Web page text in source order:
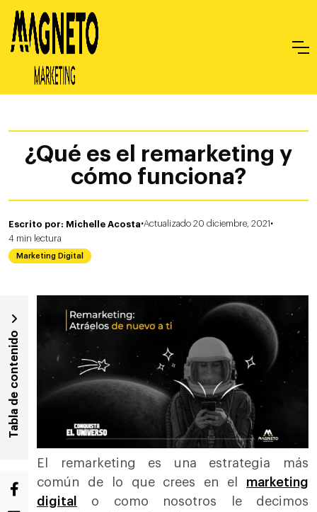
¿Qué es el remarketing y
cómo funciona?
Escrito por: Michelle Acosta·Actualizado 20 diciembre, 2021 ·
4 min lectura
Marketing Digital
Tabla de contenido
El remarketing es una estrategia más
común de lo que crees en el marketing
digital
o como nosotros le decimos